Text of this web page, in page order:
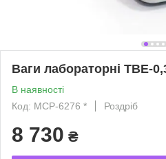
Ваги лабораторні ТВЕ-
В наявності
Код: MCP-6276 *
Роздріб
8 730 ₴